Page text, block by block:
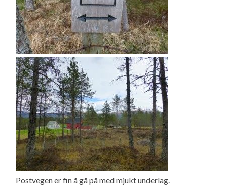
Postvegen er fin å gå på med mjukt underlag.